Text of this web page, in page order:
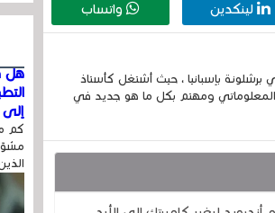
لينكدين واتساب
، عمري 42 سنة ، أعيش وأعمل في برشلونة بإسبانيا ، حيث أشتغل كأستاذ
المعلوماتي ومهتم بكل ما هو جديد في
هل
إلى
كم